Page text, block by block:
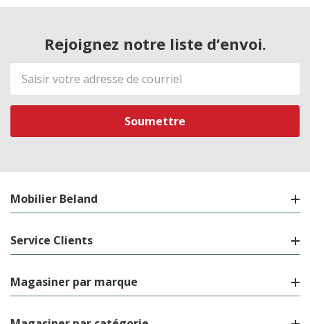
Rejoignez notre liste d’envoi.
Adresse
de
courriel
Mobilier Beland
Service Clients
Magasiner par marque